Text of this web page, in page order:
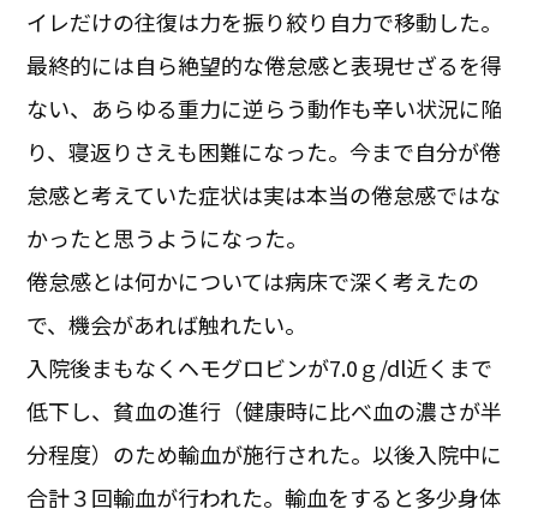
イレだけの往復は力を振り絞り自力で移動した。
最終的には自ら絶望的な倦怠感と表現せざるを得
ない、あらゆる重力に逆らう動作も辛い状況に陥
り、寝返りさえも困難になった。今まで自分が倦
怠感と考えていた症状は実は本当の倦怠感ではな
かったと思うようになった。
倦怠感とは何かについては病床で深く考えたの
で、機会があれば触れたい。
入院後まもなくヘモグロビンが7.0ｇ/dl近くまで
低下し、貧血の進行（健康時に比べ血の濃さが半
分程度）のため輸血が施行された。以後入院中に
合計３回輸血が行われた。輸血をすると多少身体